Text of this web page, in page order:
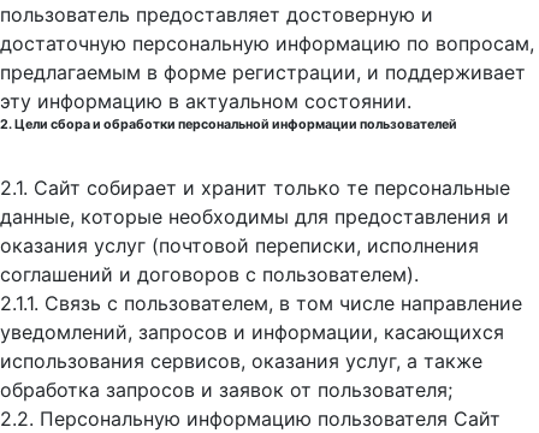
пользователь предоставляет достоверную и
достаточную персональную информацию по вопросам,
предлагаемым в форме регистрации, и поддерживает
эту информацию в актуальном состоянии.
2. Цели сбора и обработки персональной информации пользователей
2.1. Сайт собирает и хранит только те персональные
данные, которые необходимы для предоставления и
оказания услуг (почтовой переписки, исполнения
соглашений и договоров с пользователем).
2.1.1. Связь с пользователем, в том числе направление
уведомлений, запросов и информации, касающихся
использования сервисов, оказания услуг, а также
обработка запросов и заявок от пользователя;
2.2. Персональную информацию пользователя Сайт